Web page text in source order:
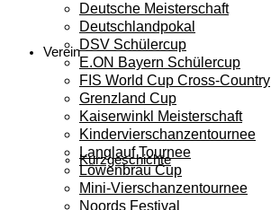
Verein
Kurzgeschichte
Deutsche Meisterschaft
Deutschlandpokal
DSV Schülercup
E.ON Bayern Schülercup
FIS World Cup Cross-Country
Grenzland Cup
Kaiserwinkl Meisterschaft
Kindervierschanzentournee
Langlauf Tournee
Löwenbräu Cup
Mini-Vierschanzentournee
Noords Festival